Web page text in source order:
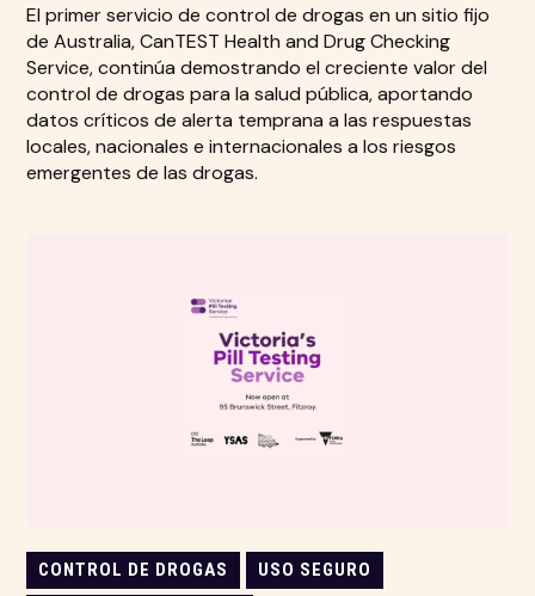
El primer servicio de control de drogas en un sitio fijo
de Australia, CanTEST Health and Drug Checking
Service, continúa demostrando el creciente valor del
control de drogas para la salud pública, aportando
datos críticos de alerta temprana a las respuestas
locales, nacionales e internacionales a los riesgos
emergentes de las drogas.
CONTROL DE DROGAS
USO SEGURO